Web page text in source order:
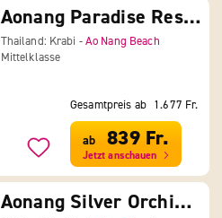
Aonang Paradise Resort-Krabi
Thailand: Krabi -Ao Nang Beach
Mittelklasse
Gesamtpreis ab 1.677 Fr.
ab 839 Fr.
Jetzt anschauen
Aonang Silver Orchid Resort